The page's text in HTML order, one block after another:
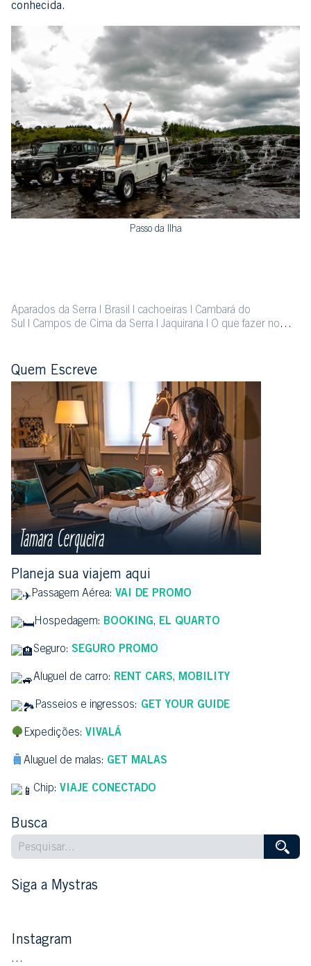
conhecida.
Passo da Ilha
Aparados da Serra Brasil cachoeiras
Cambará do
Sul
Campos de Cima da Serra Jaquirana
O que fazer no
Quem Escreve
Planeja sua viajem aqui
Passagem Aérea: VAI DE PROMO
Hospedagem: BOOKING, EL QUARTO
Seguro: SEGURO PROMO
Aluguel de carro: RENT CARS, MOBILITY
Passeios e ingressos: GET YOUR GUIDE
Expedições:VIVALÁ
Aluguel de malas: GET MALAS
Chip: VIAJE CONECTADO
Busca
Siga a Mystras
Instagram
…